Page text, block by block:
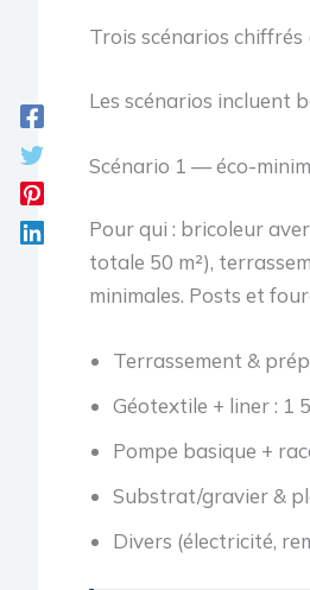
Trois scénarios chiffrés
Les scénarios incluent
Scénario 1 — éco-
Pour qui : bricoleur
totale 50 m²),
minimales. Posts et
Terrassement &
Géotextile + liner : 1
Pompe basique +
Substrat/gravier &
Divers (électricité,